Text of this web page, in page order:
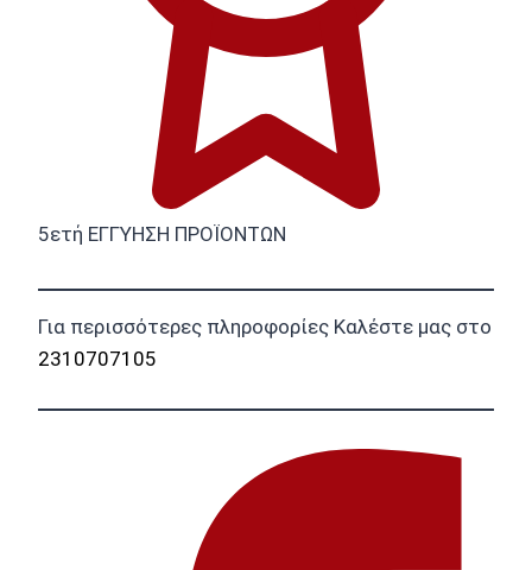
5ετή ΕΓΓΥΗΣΗ ΠΡΟΪΟΝΤΩΝ
Για περισσότερες πληροφορίες Καλέστε μας στο
2310707105